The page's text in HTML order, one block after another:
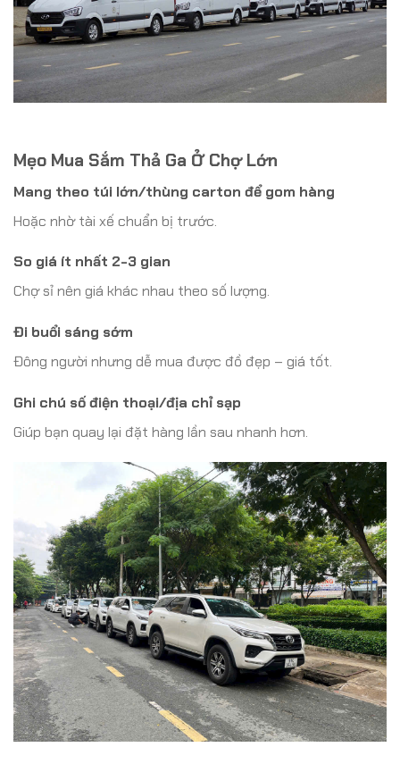
Mẹo Mua Sắm Thả Ga Ở Chợ Lớn
Mang theo túi lớn/thùng carton để gom hàng
Hoặc nhờ tài xế chuẩn bị trước.
So giá ít nhất 2-3 gian
Chợ sỉ nên giá khác nhau theo số lượng.
Đi buổi sáng sớm
Đông người nhưng dễ mua được đồ đẹp – giá tốt.
Ghi chú số điện thoại/địa chỉ sạp
Giúp bạn quay lại đặt hàng lần sau nhanh hơn.